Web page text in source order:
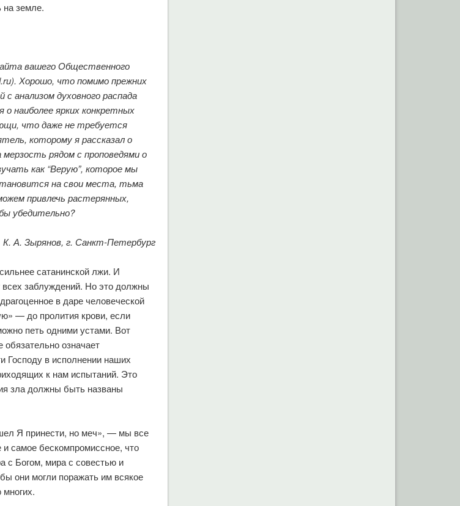
на земле.
вашего Общественного
Хорошо, что помимо прежних
анализом духовного распада
наиболее ярких конкретных
что даже не требуется
которому я рассказал о
рядом с проповедями о
как “Верую”, которое мы
на свои места, тьма
привлечь растерянных,
убедительно?
К. А. Зырянов, г. Санкт-Петербург
сатанинской лжи. И
всех заблуждений. Но это должны
в даре человеческой
— до пролития крови, если
петь одними устами. Вот
означает
Господу в исполнении наших
к нам испытаний. Это
зла должны быть названы
Я принести, но меч», — мы все
самое бескомпромиссное, что
с Богом, мира с совестью и
они могли поражать им всякое